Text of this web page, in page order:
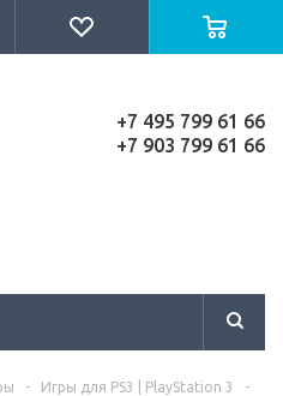
+7 495 799 61 66
+7 903 799 61 66
- Игры для PS3 | PlayStation 3
-